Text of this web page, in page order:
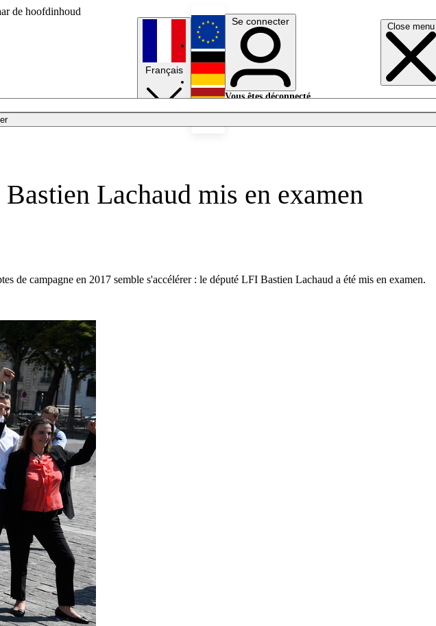
de hoofdinhoud
Close menu
Français
English
Deutsch
Se connecter
Vous êtes déconnecté.
Lachaud mis en examen
de campagne en 2017 semble s'accélérer : le député LFI Bastien Lachaud a été mis en examen.